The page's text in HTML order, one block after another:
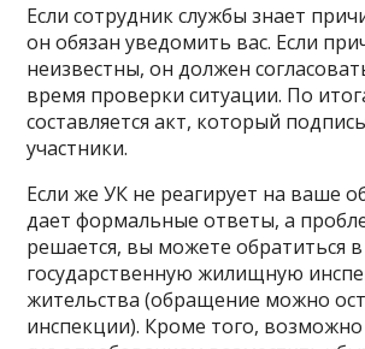
Если сотрудник службы знает
он обязан уведомить вас. Если
неизвестны, он должен
время проверки ситуации. По
составляется акт, который
участники.
Если же УК не реагирует на ваше
дает формальные ответы, а
решается, вы можете обратиться в
государственную жилищную
жительства (обращение можно
инспекции). Кроме того,